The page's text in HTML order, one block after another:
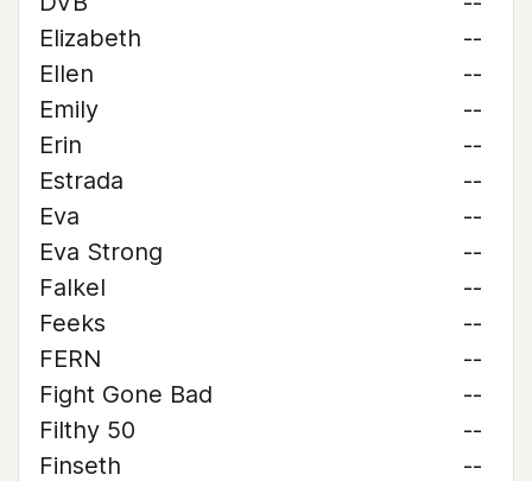
Elizabeth
--
Ellen
--
Emily
--
Erin
--
Estrada
--
Eva
--
Eva Strong
--
Falkel
--
Feeks
--
FERN
--
Fight Gone Bad
--
Filthy 50
--
Finseth
--